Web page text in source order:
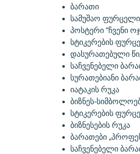
ბარათი
სამუშაო ფურცელი
პოსტერი “ჩვენი
სტიკერების
დასურათებული
საჩვენებელი
სურათებიანი
იატაკის რუკა
ბიზნეს-
სტიკერების
ბიზნესების რუკა
ბარათები
საჩვენებელი